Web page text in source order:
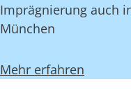
Imprägnierung auch
München
Mehr erfahren